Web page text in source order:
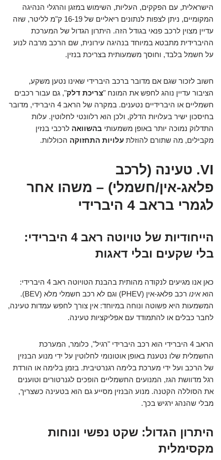
הישראלית, עם הפקקים, העליות, השימוש במזגן והרגלי הנהיגה
המקומיים, ניתן לצפות לנתונים ריאליים של 16-19 ק"מ לליטר, שזה
עדיין מצוין לרכב פנאי בגודל הזה. היתרון הגדול של המערכת
ההיברידית מתבטא במיוחד בנהיגה עירונית, שם הרכב מרבה לנוע
על חשמל בלבד, וחוסך משמעותית בצריכת בנזין.
חשוב לזכור שגם אם מדובר ברכב היברידי שאינו נטען משקע,
הציבור עדיין נוהג לחפש את המונח "צריכת דלק", גם עבור רכבים
חשמליים או היברידיים נטענים. במקרה של הראב 4 היברידי, מדובר
בחיסכון ישיר בעלויות הדלק, ולכן הוא רלוונטי לחלוטין. עלות
התדלוק נמוכה יותר באופן משמעותי בהשוואה לרכבי בנזין
מקבילים, מה שתורם להוזלת עלויות התחזוקה הכוללות.
VI. טעינה (לרכב
פלאג-אין/חשמלי) – משהו אחר
לגמרי בראב 4 היברידי
הייחודיות של טויוטה ראב 4 היברידי:
בלי שקעים ובלי דאגות
כאן אנו מגיעים לנקודה מהותית בהבנת הטויוטה ראב 4 היברידי:
הואאינו
רכב פלאג-אין (PHEV) וגם לא רכב חשמלי מלא (BEV).
המשמעות היא פשוטה ונוחה במיוחד: אין צורך לחפש עמדות טעינה,
לחבר כבלים או להתמודד עם אפליקציות טעינה.
הראב 4 היברידי הוא רכב היברידי "רגיל", כלומר, המערכת
החשמלית שלו נטענת באופן אוטונומי לחלוטין על ידי מנוע הבנזין
של הרכב ועל ידי מערכת בלימה רגנרטיבית. בזמן בלימה או הורדת
רגל מדוושת הגז, המנועים החשמליים הופכים לגנרטורים וטוענים
את הסוללה הקטנה. מנוע הבנזין מסייע גם הוא בטעינה כשצריך,
מבלי שהנהג ירגיש בכך.
היתרון הגדול: שקט נפשי ונוחות
מקסימלית